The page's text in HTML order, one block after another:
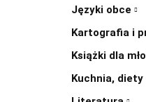
Języki obce
Kartografia i
Książki dla
Kuchnia, diety